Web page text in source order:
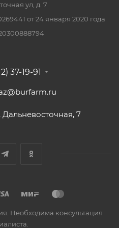
ул, д. 7
от 24 января 2020 года
37-19-91
Дальневосточная, 7
Необходима консультация